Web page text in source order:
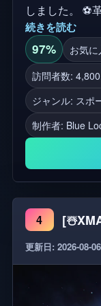
しました。 ⚽革新的なアニメ「ブルーロック」から
インスパイア
利回りの世界
5v5サッカーの試
からインスパ
ャラクターク
してください
ないパワーと
としてのあなた
たはトップに
とを証明しま
続きを読む
97%
お気
訪問者数:
ジャンル: スポ
制作者: Blue
4
更新日: 2026-08-06